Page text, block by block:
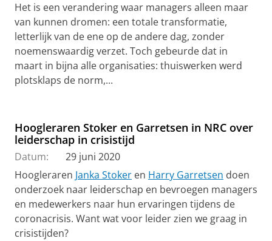
Het is een verandering waar managers alleen maar
van kunnen dromen: een totale transformatie,
letterlijk van de ene op de andere dag, zonder
noemenswaardig verzet. Toch gebeurde dat in
maart in bijna alle organisaties: thuiswerken werd
plotsklaps de norm,...
Hoogleraren Stoker en Garretsen in NRC over
leiderschap in crisistijd
Datum:
29 juni 2020
Hoogleraren Janka Stoker en Harry Garretsen doen
onderzoek naar leiderschap en bevroegen managers
en medewerkers naar hun ervaringen tijdens de
coronacrisis. Want wat voor leider zien we graag in
crisistijden?